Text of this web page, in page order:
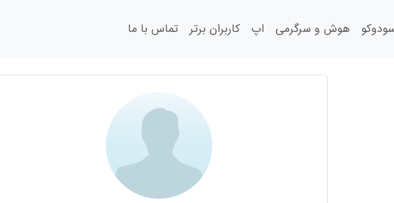
هوش و سرگرمی اپ کاربران برتر تماس با ما